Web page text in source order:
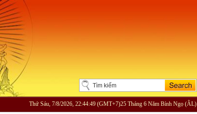
Thứ Sáu, 7/8/2026, 22:44:49 (GMT+7)25 Tháng 6 Năm Bính Ngọ (ÂL)